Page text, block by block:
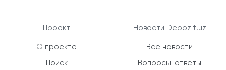
Проект
О проекте
Поиск
Новости Depozit.uz
Все новости
Вопросы-ответы